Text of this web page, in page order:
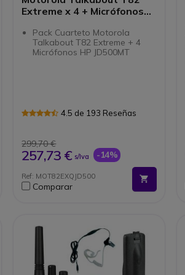
Extreme x 4 + Micrófonos
Pack Cuarteto Motorola
Talkabout T82 Extreme + 4
Micrófonos HP JD500MT
4.5 de 193 Reseñas
299,70 €
257,73 € s/Iva -14%
Ref: MOT82EXQJD500
Comparar